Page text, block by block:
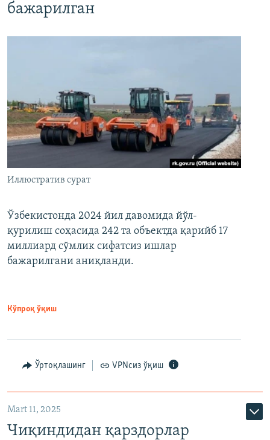
бажарилган
Иллюстратив сурат
Ўзбекистонда 2024 йил давомида йўл-
қурилиш соҳасида 242 та объектда қарийб 17
миллиард сўмлик сифатсиз ишлар
бажарилгани аниқланди.
Кўпроқ ўқиш
Ўртоқлашинг VPNсиз ўқиш
Mart 11, 2025
Чиқиндидан қарздорлар